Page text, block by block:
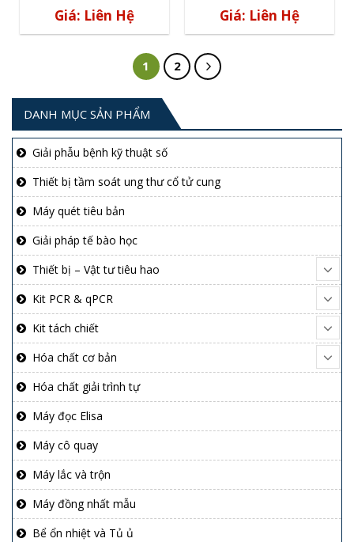
Giá: Liên Hệ Giá: Liên Hệ
1 2
DANH MỤC SẢN PHẨM
Giải phẫu bệnh kỹ thuật số
Thiết bị tầm soát ung thư cổ tử cung
Máy quét tiêu bản
Giải pháp tế bào học
Thiết bị – Vật tư tiêu hao
Kit PCR & qPCR
Kit tách chiết
Hóa chất cơ bản
Hóa chất giải trình tự
Máy đọc Elisa
Máy cô quay
Máy lắc và trộn
Máy đồng nhất mẫu
Bể ổn nhiệt và Tủ ủ